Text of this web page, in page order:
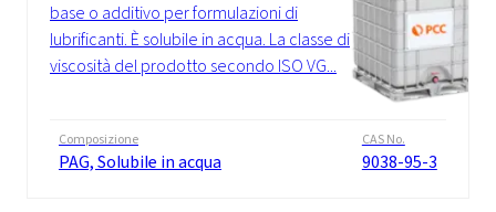
base o additivo per formulazioni di
lubrificanti. È solubile in acqua. La classe di
viscosità del prodotto secondo ISO VG...
Composizione
PAG, Solubile in acqua
CAS No.
9038-95-3